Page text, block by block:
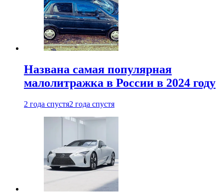
Названа самая популярная
малолитражка в России в 2024 году
2 года спустя2 года спустя